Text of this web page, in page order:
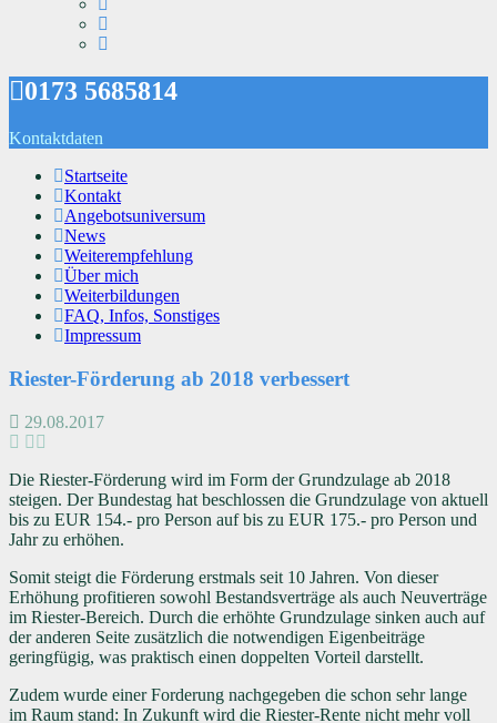
0173 5685814
Kontaktdaten
Startseite
Kontakt
Angebotsuniversum
News
Weiterempfehlung
Über mich
Weiterbildungen
FAQ, Infos, Sonstiges
Impressum
Riester-Förderung ab 2018 verbessert
29.08.2017
Die Riester-Förderung wird im Form der Grundzulage ab 2018
steigen. Der Bundestag hat beschlossen die Grundzulage von aktuell
bis zu EUR 154.- pro Person auf bis zu EUR 175.- pro Person und
Jahr zu erhöhen.
Somit steigt die Förderung erstmals seit 10 Jahren. Von dieser
Erhöhung profitieren sowohl Bestandsverträge als auch Neuverträge
im Riester-Bereich. Durch die erhöhte Grundzulage sinken auch auf
der anderen Seite zusätzlich die notwendigen Eigenbeiträge
geringfügig, was praktisch einen doppelten Vorteil darstellt.
Zudem wurde einer Forderung nachgegeben die schon sehr lange
im Raum stand: In Zukunft wird die Riester-Rente nicht mehr voll